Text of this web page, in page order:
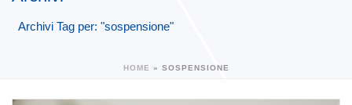
Archivi Tag per: "sospensione"
HOME » SOSPENSIONE